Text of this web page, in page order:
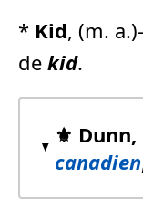
* Kid, (m.
de kid.
⚜️ Dunn,
canadien